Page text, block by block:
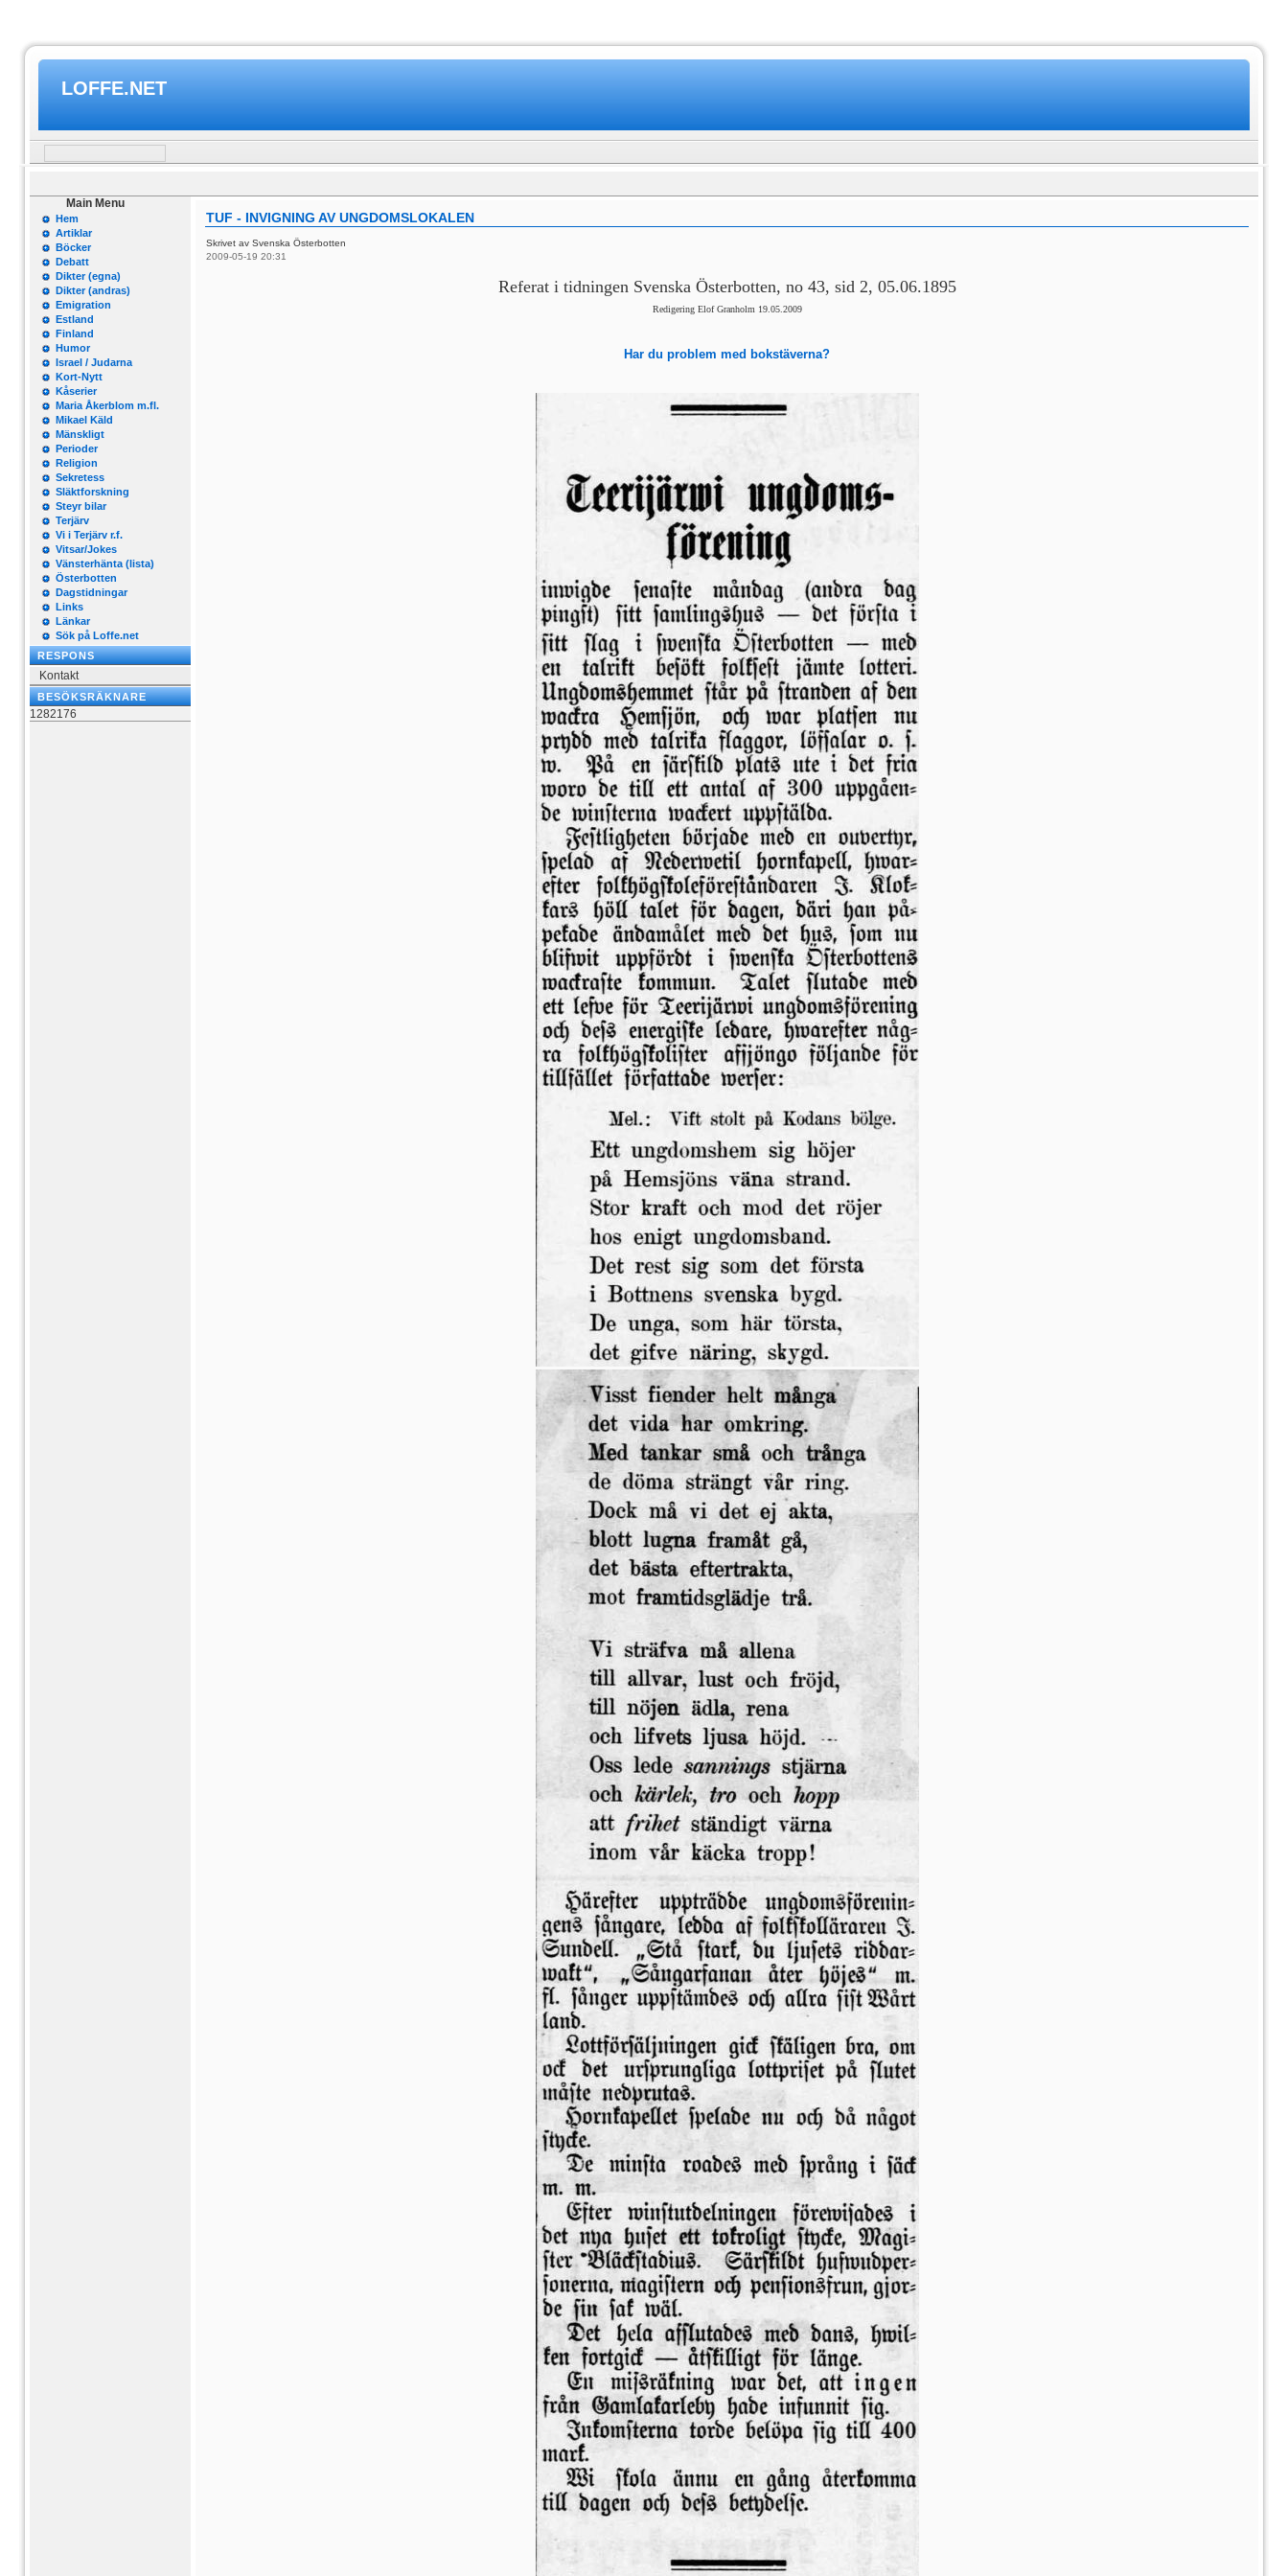
LOFFE.NET
Main Menu
Hem
Artiklar
Böcker
Debatt
Dikter (egna)
Dikter (andras)
Emigration
Estland
Finland
Humor
Israel / Judarna
Kort-Nytt
Kåserier
Maria Åkerblom m.fl.
Mikael Käld
Mänskligt
Perioder
Religion
Sekretess
Släktforskning
Steyr bilar
Terjärv
Vi i Terjärv r.f.
Vitsar/Jokes
Vänsterhänta (lista)
Österbotten
Dagstidningar
Links
Länkar
Sök på Loffe.net
RESPONS
Kontakt
BESÖKSRÄKNARE
1282176
TUF - INVIGNING AV UNGDOMSLOKALEN
Skrivet av Svenska Österbotten
2009-05-19 20:31
Referat i tidningen Svenska Österbotten, no 43, sid 2, 05.06.1895
Redigering Elof Granholm 19.05.2009
Har du problem med bokstäverna?